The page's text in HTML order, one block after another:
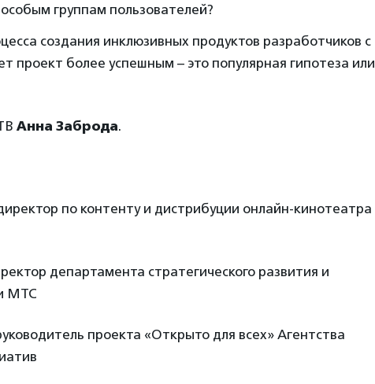
группам пользователей?
создания инклюзивных продуктов разработчиков с
проект более успешным – это популярная гипотеза или
Анна Заброда.
по контенту и дистрибуции онлайн-кинотеатра
департамента стратегического развития и
МТС
проекта «Открыто для всех» Агентства